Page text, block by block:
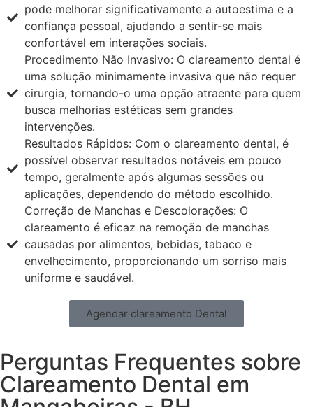
pode melhorar significativamente a autoestima e a
confiança pessoal, ajudando a sentir-se mais
confortável em interações sociais.
Procedimento Não Invasivo: O clareamento dental é
uma solução minimamente invasiva que não requer
cirurgia, tornando-o uma opção atraente para quem
busca melhorias estéticas sem grandes
intervenções.
Resultados Rápidos: Com o clareamento dental, é
possível observar resultados notáveis em pouco
tempo, geralmente após algumas sessões ou
aplicações, dependendo do método escolhido.
Correção de Manchas e Descolorações: O
clareamento é eficaz na remoção de manchas
causadas por alimentos, bebidas, tabaco e
envelhecimento, proporcionando um sorriso mais
uniforme e saudável.
Agendar clareamento Dental
Perguntas Frequentes sobre
Clareamento Dental em